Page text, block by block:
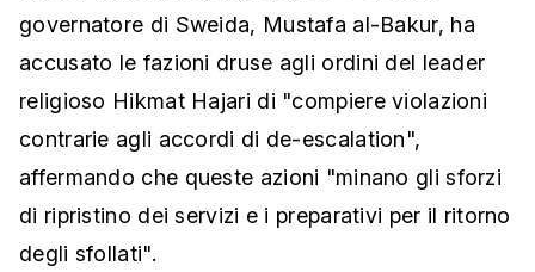
governatore di Sweida, Mustafa al-Bakur, ha
accusato le fazioni druse agli ordini del leader
religioso Hikmat Hajari di "compiere violazioni
contrarie agli accordi di de-escalation",
affermando che queste azioni "minano gli sforzi
di ripristino dei servizi e i preparativi per il ritorno
degli sfollati".